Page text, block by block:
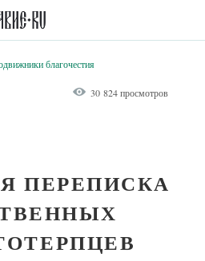
благочестия
30 824 просмотров
ПЕРЕПИСКА